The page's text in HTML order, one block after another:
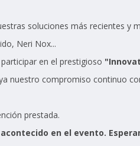
soluciones más recientes
Neri Nox...
en el prestigioso
nuestro compromiso continuo
prestada.
en el evento.